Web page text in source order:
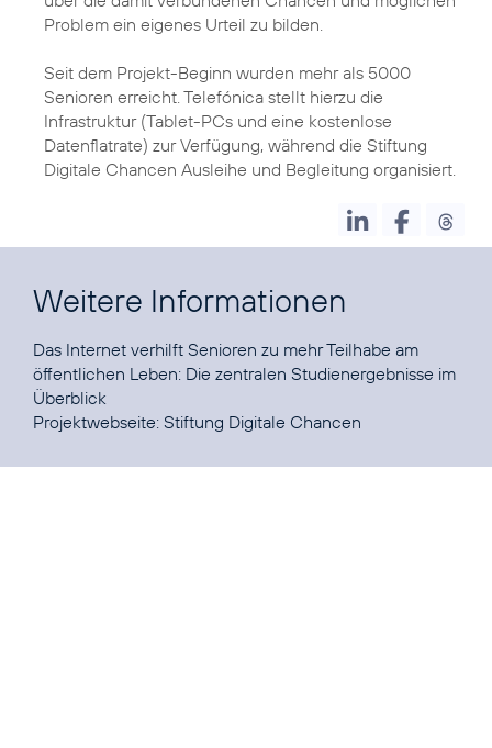
Problem ein eigenes Urteil zu bilden.
Seit dem Projekt-Beginn wurden mehr als 5000
Senioren erreicht. Telefónica stellt hierzu die
Infrastruktur (Tablet-PCs und eine kostenlose
Datenflatrate) zur Verfügung, während die Stiftung
Digitale Chancen Ausleihe und Begleitung organisiert.
Weitere Informationen
Das Internet verhilft Senioren zu mehr Teilhabe am
öffentlichen Leben: Die zentralen Studienergebnisse im
Überblick
Projektwebseite: Stiftung Digitale Chancen